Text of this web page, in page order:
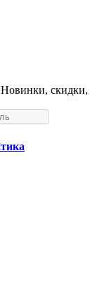
Новинки, скидки,